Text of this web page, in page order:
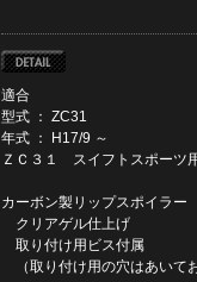
適合
型式 ： ZC31
年式 ： H17/9 ～
ＺＣ３１ スイフトスポーツ
カーボン製リップスポイラー
クリアゲル仕上げ
取り付け用ビス付属
（取り付け用の穴はあいて